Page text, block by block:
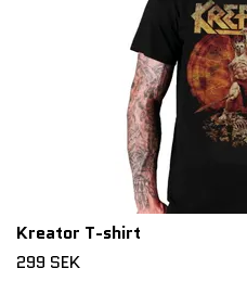
Kreator T-shirt
299 SEK